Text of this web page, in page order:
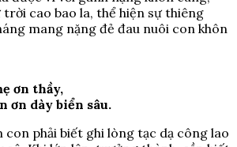
cao bao la, thể hiện sự thiêng
mang nặng đẻ đau nuôi con khôn
ơn thầy,
ơn dày biển sâu.
con phải biết ghi lòng tạc dạ công lao